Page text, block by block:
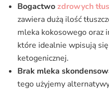
Bogactwozdrowych
zawiera dużą ilość
mleka kokosowego oraz
które idealnie wpisują
ketogenicznej.
Brak mleka
tego użyjemy